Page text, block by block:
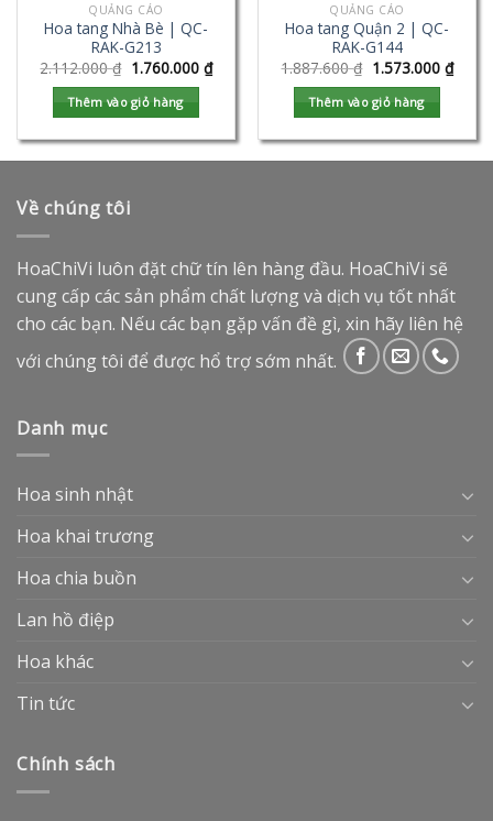
QUẢNG CÁO
Hoa tang Nhà Bè | QC-
RAK-G213
2.112.000₫ 1.760.000 ₫
Thêm vào giỏ hàng
QUẢNG CÁO
Hoa tang Quận 2 | QC-
RAK-G144
1.887.600₫ 1.573.000 ₫
Thêm vào giỏ hàng
Về chúng tôi
HoaChiVi luôn đặt chữ tín lên hàng đầu. HoaChiVi sẽ
cung cấp các sản phẩm chất lượng và dịch vụ tốt nhất
cho các bạn. Nếu các bạn gặp vấn đề gì, xin hãy liên hệ
với chúng tôi để được hổ trợ sớm nhất.
Danh mục
Hoa sinh nhật
Hoa khai trương
Hoa chia buồn
Lan hồ điệp
Hoa khác
Tin tức
Chính sách